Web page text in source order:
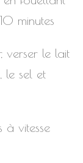
minutes
verser le lait
le sel et
à vitesse